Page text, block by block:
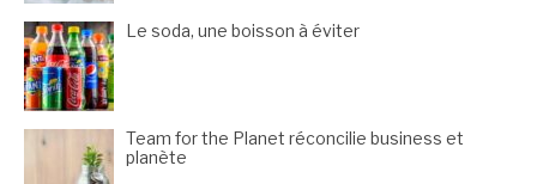
Le soda, une boisson à éviter
Team for the Planet réconcilie business et
planète